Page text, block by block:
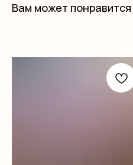
Вам может понравится